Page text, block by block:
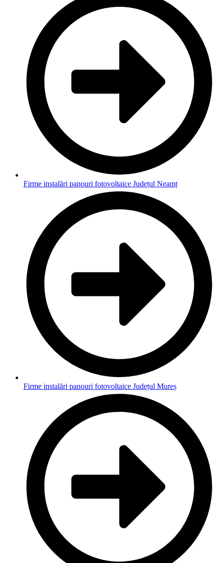
Firme instalări panouri fotovoltaice Județul Neamț
Firme instalări panouri fotovoltaice Județul Mureș